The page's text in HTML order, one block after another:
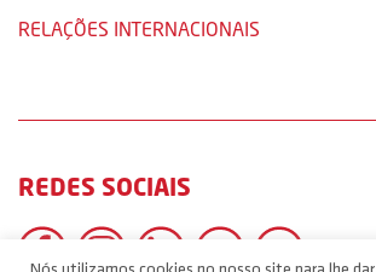
RELAÇÕES INTERNACIONAIS
REDES SOCIAIS